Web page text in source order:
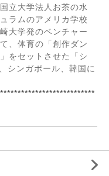
立大学法人お茶の水
ラムのアメリカ学校
大学発のベンチャー
、体育の「創作ダン
をセットさせた「シ
シンガポール、韓国に